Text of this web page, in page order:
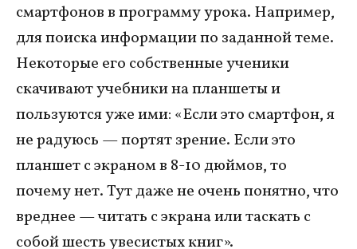
смартфонов в программу урока. Например,
для поиска информации по заданной теме.
Некоторые его собственные ученики
скачивают учебники на планшеты и
пользуются уже ими: «Если это смартфон, я
не радуюсь — портят зрение. Если это
планшет с экраном в 8-10 дюймов, то
почему нет. Тут даже не очень понятно, что
вреднее — читать с экрана или таскать с
собой шесть увесистых книг».